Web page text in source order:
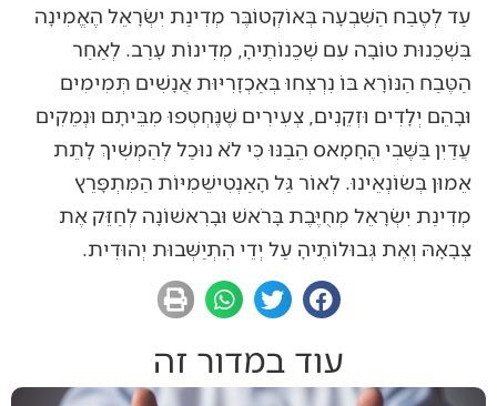
עַד לְטֶבַח הַשִּׁבְעָה בְּאוֹקְטוֹבֶּר מְדִינַת יִשְׂרָאֵל הֶאֱמִינָה
בִּשְׁכֵנוּת טוֹבָה עִם שְׁכֵנוֹתֶיהָ, מְדִינוֹת עָרַב. לְאַחַר
הַטֶּבַח הַנּוֹרָא בּוֹ נִרְצְחוּ בְּאַכְזָרִיּוּת אֲנָשִׁים תְּמִימִים
וּבָהֵם יְלָדִים וּזְקֵנִים, צְעִירִים שֶׁנֶּחְטְפוּ מִבֵּיתָם וּנְמֵקִים
עֲדַיִן בַּשֶּׁבִי הֶחָמָאס הֵבַנּוּ כִּי לֹא נוּכַל לְהַמְשִׁיךְ לָתֵת
אֵמוּן בְּשׂוֹנְאֵינוּ. לְאוֹר גַּל הָאַנְטִישֵׁמִיּוֹת הַמִּתְפָּרֵץ
מְדִינַת יִשְׂרָאֵל מְחֻיֶּבֶת בָּרֹאשׁ וּבָרִאשׁוֹנָה לְחַזֵּק אֶת
צְבָאָהּ וְאֶת גְּבוּלוֹתֶיהָ עַל יְדֵי הִתְיַשְּׁבוּת יְהוּדִית.
עוד במדור זה